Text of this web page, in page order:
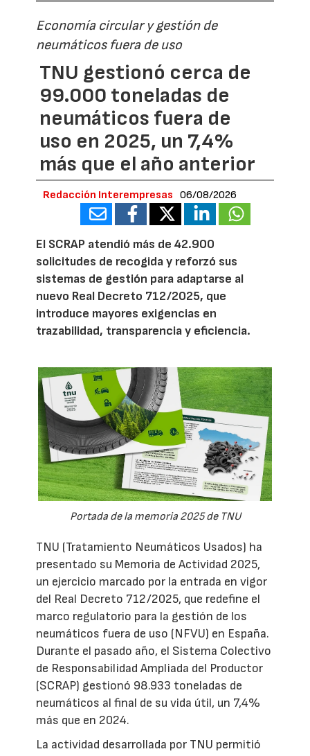
Economía circular y gestión de
neumáticos fuera de uso
TNU gestionó cerca de
99.000 toneladas de
neumáticos fuera de
uso en 2025, un 7,4%
más que el año anterior
Redacción Interempresas 06/08/2026
El SCRAP atendió más de 42.900
solicitudes de recogida y reforzó sus
sistemas de gestión para adaptarse al
nuevo Real Decreto 712/2025, que
introduce mayores exigencias en
trazabilidad, transparencia y eficiencia.
Portada de la memoria 2025 de TNU
TNU (Tratamiento Neumáticos Usados) ha
presentado su Memoria de Actividad 2025,
un ejercicio marcado por la entrada en vigor
del Real Decreto 712/2025, que redefine el
marco regulatorio para la gestión de los
neumáticos fuera de uso (NFVU) en España.
Durante el pasado año, el Sistema Colectivo
de Responsabilidad Ampliada del Productor
(SCRAP) gestionó 98.933 toneladas de
neumáticos al final de su vida útil, un 7,4%
más que en 2024.
La actividad desarrollada por TNU permitió